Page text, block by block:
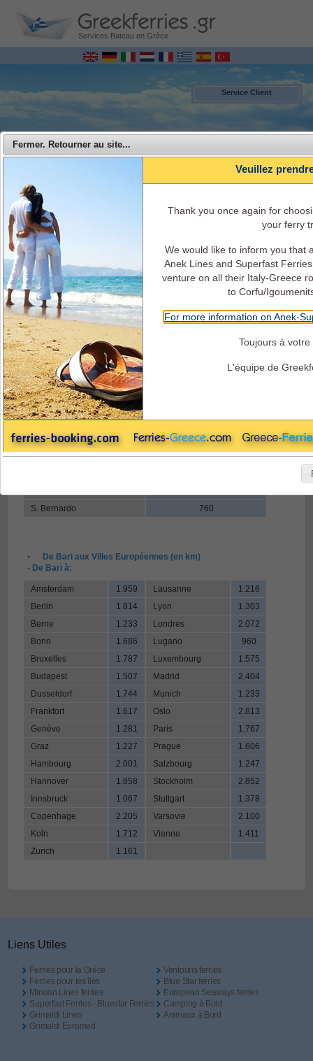
Services Bateau en Grèce
Service Client
MENU
Superfast Ferries - Voyager de l'Italie vers la Grèce avec Superfast
Ferries
Superfast Ferries - Distances des Itinéraires
De Bari aux frontiers Italiennes (en km)
- De Bari à:
Tarvisio
1.021
Brennero
1.024
Mont Blanc
1.195
S. Bernardo
760
De Bari aux Villes Européennes (en km)
- De Bari à:
Amsterdam 1.959 Lausanne
1.216
Berlin
1.814 Lyon
1.303
Berne
1.233 Londres
2.072
Bonn
1.686 Lugano
960
Bruxelles
1.787 Luxembourg
1.575
Budapest
1.507 Madrid
2.404
Dusseldorf
1.744 Munich
1.233
Frankfort
1.617 Oslo
2.813
Genève
1.281 Paris
1.767
Graz
1.227 Prague
1.606
Hambourg
2.001 Salzbourg
1.247
Hannover
1.858 Stockholm
2.852
Innsbruck
1.067 Stuttgart
1.378
Copenhage
2.205 Varsovie
2.100
Koln
1.712 Vienne
1.411
Zurich
1.161
Liens Utiles
Ferries pour la Grèce
Ferries pour les îles
Minoan Lines ferries
Superfast Ferries - Bluestar Ferries
Grimaldi Lines
Grimaldi Euromed
Ventouris ferries
Blue Star ferries
European Seaways ferries
Camping à Bord
Animaux à Bord
Fermer. Retourner au site...
Veuillez
Τhank you once again for
your ferry
We would like to inform you that
Anek Lines and Superfast
venture on all their Italy-Greece
to Corfu/
For more information on Anek-
Toujours à votre
L'équipe de